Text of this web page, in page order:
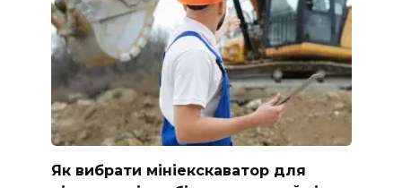
Як вибрати мініекскаватор для